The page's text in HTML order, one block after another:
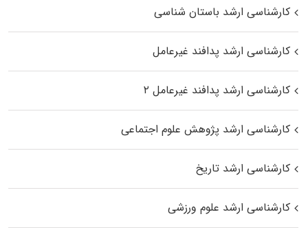
کارشناسی ارشد باستان شناسی
کارشناسی ارشد پدافند غیرعامل
کارشناسی ارشد پدافند غیرعامل ۲
کارشناسی ارشد پژوهش علوم اجتماعی
کارشناسی ارشد تاریخ
کارشناسی ارشد علوم ورزشی